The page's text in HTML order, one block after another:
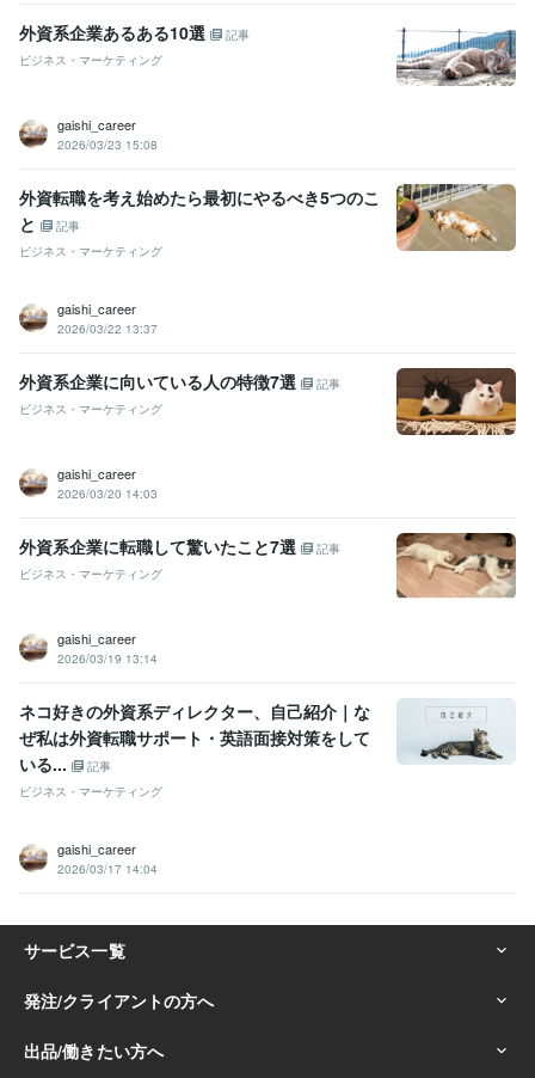
University of California, Santa Barbara 2008年8月 ~ 2012年4月
語学力
外資系企業あるある10選
記事
ビジネス・マーケティング
gaishi_career
2026/03/23 15:08
外資転職を考え始めたら最初にやるべき5つのこ
と
記事
ビジネス・マーケティング
gaishi_career
2026/03/22 13:37
外資系企業に向いている人の特徴7選
記事
ビジネス・マーケティング
gaishi_career
2026/03/20 14:03
外資系企業に転職して驚いたこと7選
記事
ビジネス・マーケティング
gaishi_career
2026/03/19 13:14
ネコ好きの外資系ディレクター、自己紹介｜な
ぜ私は外資転職サポート・英語面接対策をして
いる...
記事
ビジネス・マーケティング
gaishi_career
2026/03/17 14:04